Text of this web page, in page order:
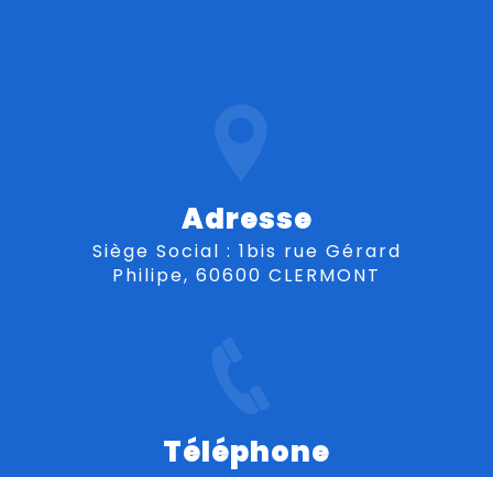
Adresse
Siège Social : 1bis rue Gérard
Philipe, 60600 CLERMONT
Téléphone